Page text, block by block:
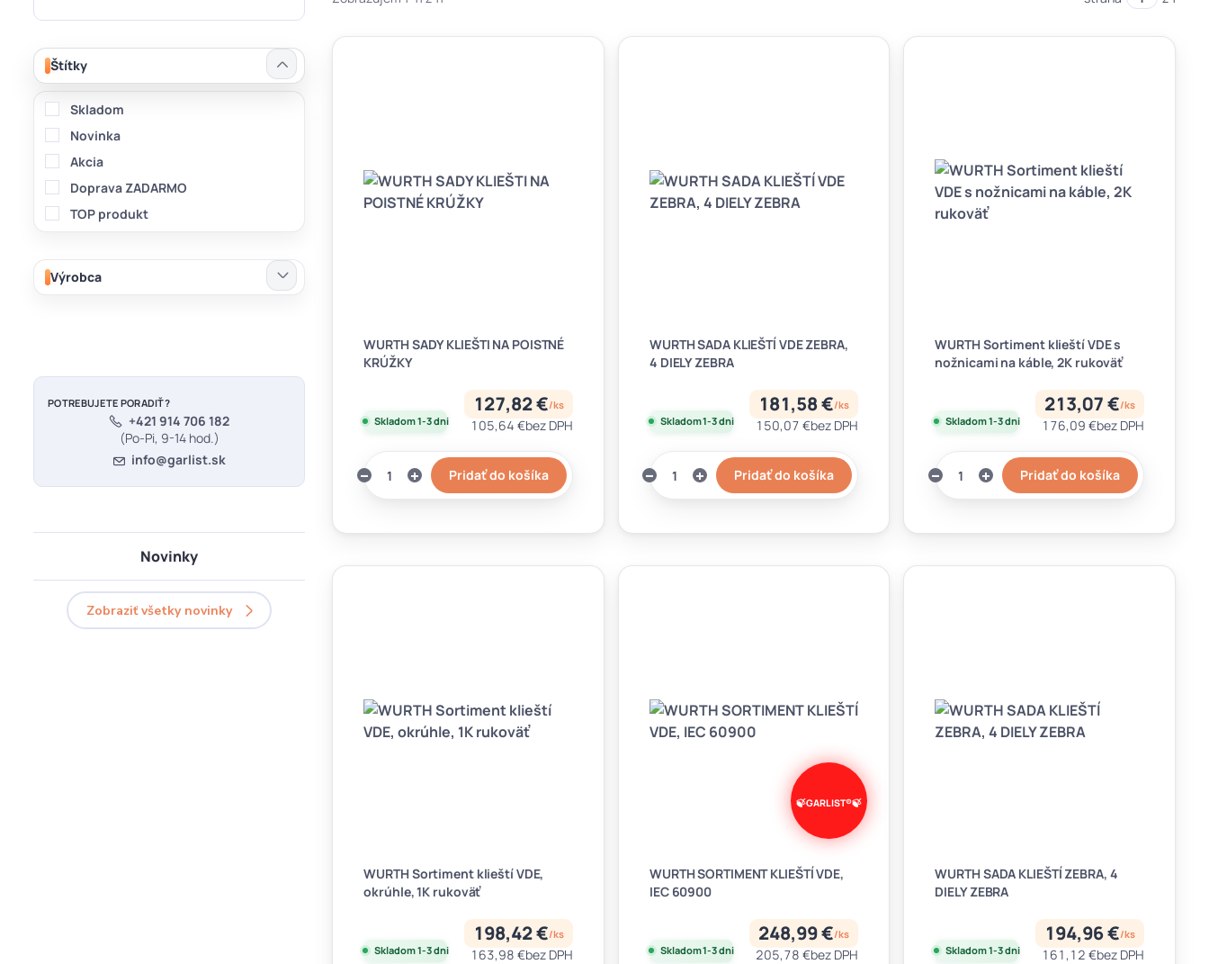
WURTH SADY KLIEŠTI NA POISTNÉ
KRÚŽKY
127,82 €/ks
105,64 €bez DPH
Skladom 1-3 dni
Pridať do košíka
WURTH SADA KLIEŠTÍ VDE ZEBRA,
4 DIELY ZEBRA
181,58 €/ks
150,07 €bez DPH
Skladom 1-3 dni
Pridať do košíka
WURTH Sortiment klieští VDE s
nožnicami na káble, 2K rukoväť
213,07 €/ks
176,09 €bez DPH
Skladom 1-3 dni
Pridať do košíka
WURTH Sortiment klieští VDE,
okrúhle, 1K rukoväť
198,42 €/ks
163,98 €bez DPH
Skladom 1-3 dni
WURTH SORTIMENT KLIEŠTÍ VDE,
IEC 60900
248,99 €/ks
205,78 €bez DPH
Skladom 1-3 dni
WURTH SADA KLIEŠTÍ ZEBRA, 4
DIELY ZEBRA
194,96 €/ks
161,12 €bez DPH
Skladom 1-3 dni
Štítky
Skladom
Novinka
Akcia
Doprava ZADARMO
TOP produkt
Výrobca
POTREBUJETE PORADIŤ?
+421 914 706 182
(Po-Pi, 9-14 hod.)
info@garlist.sk
Novinky
Zobraziť všetky novinky